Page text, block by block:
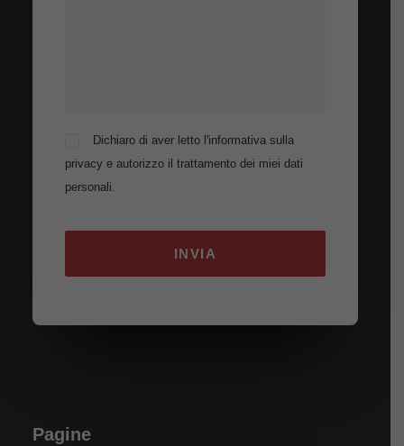
Dichiaro di aver letto l'informativa sulla
privacy e autorizzo il trattamento dei miei dati
personali.
Pagine